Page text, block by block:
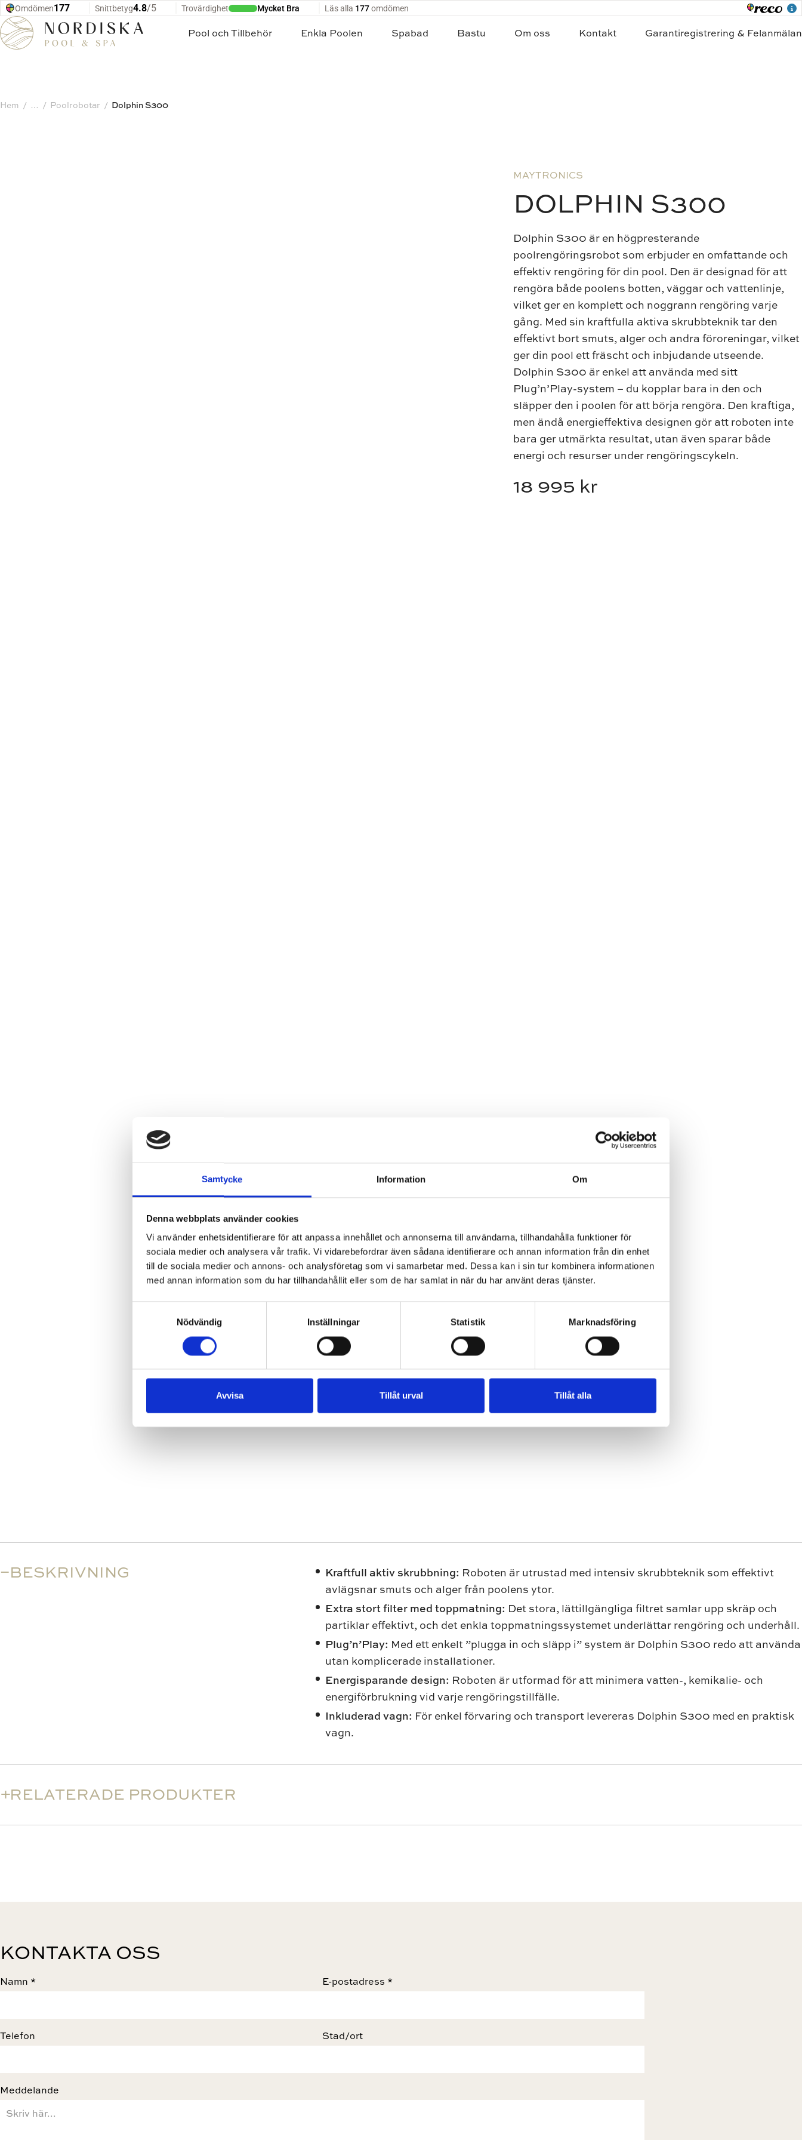
Samtycke Information Om
Denna webbplats använder cookies
Vi använder enhetsidentifierare för att anpassa innehållet och annonserna till användarna, tillhandahålla funktioner för
sociala medier och analysera vår trafik. Vi vidarebefordrar även sådana identifierare och annan information från din enhet
till de sociala medier och annons- och analysföretag som vi samarbetar med. Dessa kan i sin tur kombinera informationen
med annan information som du har tillhandahållit eller som de har samlat in när du har använt deras tjänster.
Nödvändig
Inställningar Statistik Marknadsföring
Avvisa Tillåt urval Tillåt alla
Hoppa till innehåll Pool och Tillbehör Enkla Poolen Spabad Bastu Om oss Kontakt Garantiregistrering & Felanmälan
Hem Poolrobotar Dolphin S300
MAYTRONICS
DOLPHIN S300
Dolphin S300 är en högpresterande
poolrengöringsrobot som erbjuder en omfattande och
effektiv rengöring för din pool. Den är designad för att
rengöra både poolens botten, väggar och vattenlinje,
vilket ger en komplett och noggrann rengöring varje
gång. Med sin kraftfulla aktiva skrubbteknik tar den
effektivt bort smuts, alger och andra föroreningar, vilket
ger din pool ett fräscht och inbjudande utseende.
Dolphin S300 är enkel att använda med sitt
Plug’n’Play-system – du kopplar bara in den och
släpper den i poolen för att börja rengöra. Den kraftiga,
men ändå energieffektiva designen gör att roboten inte
bara ger utmärkta resultat, utan även sparar både
energi och resurser under rengöringscykeln.
18 995 kr
BESKRIVNING Kraftfull aktiv skrubbning: Roboten är utrustad med intensiv skrubbteknik som effektivt
avlägsnar smuts och alger från poolens ytor.
Extra stort filter med toppmatning: Det stora, lättillgängliga filtret samlar upp skräp och
partiklar effektivt, och det enkla toppmatningssystemet underlättar rengöring och underhåll.
Plug’n’Play: Med ett enkelt ”plugga in och släpp i” system är Dolphin S300 redo att använda
utan komplicerade installationer.
Energisparande design: Roboten är utformad för att minimera vatten-, kemikalie- och
energiförbrukning vid varje rengöringstillfälle.
Inkluderad vagn: För enkel förvaring och transport levereras Dolphin S300 med en praktisk
vagn.
RELATERADE PRODUKTER
KONTAKTA OSS
Namn * E-postadress *
Telefon Stad/ort
Meddelande